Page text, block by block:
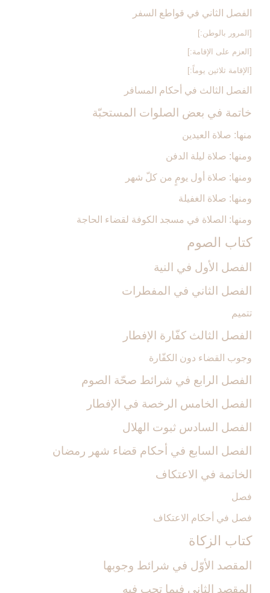
الفصل الثاني في قواطع السفر
[المرور بالوطن:]
[العزم على الإقامة:]
[الإقامة ثلاثين يوماً:]
الفصل الثالث في أحكام المسافر
خاتمة في بعض الصلوات المستحبّة
منها: صلاة العيدين‏
ومنها: صلاة ليلة الدفن‏
ومنها: صلاة أول يومٍ من كلّ شهر
ومنها: صلاة الغفيلة
ومنها: الصلاة في مسجد الكوفة لقضاء الحاجة
كتاب الصوم‏
الفصل الأول في النية
الفصل الثاني في المفطرات
تتميم
الفصل الثالث كفّارة الإفطار
وجوب القضاء دون الكفّارة
الفصل الرابع في شرائط صحّة الصوم
الفصل الخامس الرخصة في الإفطار
الفصل السادس ثبوت الهلال‏
الفصل السابع في أحكام قضاء شهر رمضان
الخاتمة في الاعتكاف
فصل
فصل في أحكام الاعتكاف
كتاب الزكاة
المقصد الأوّل ‏في شرائط وجوبها
المقصد الثاني فيما تجب فيه‏